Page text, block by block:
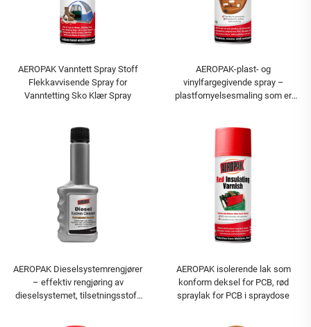
AEROPAK Vanntett Spray Stoff
Flekkavvisende Spray for
Vanntetting Sko Klær Spray
AEROPAK-plast- og
vinylfargegivende spray –
plastfornyelsesmaling som er
AEROPAK Dieselsystemrengjører
– effektiv rengjøring av
dieselsystemet, tilsetningsstoff
AEROPAK isolerende lak som
konform deksel for PCB, rød
spraylak for PCB i spraydose